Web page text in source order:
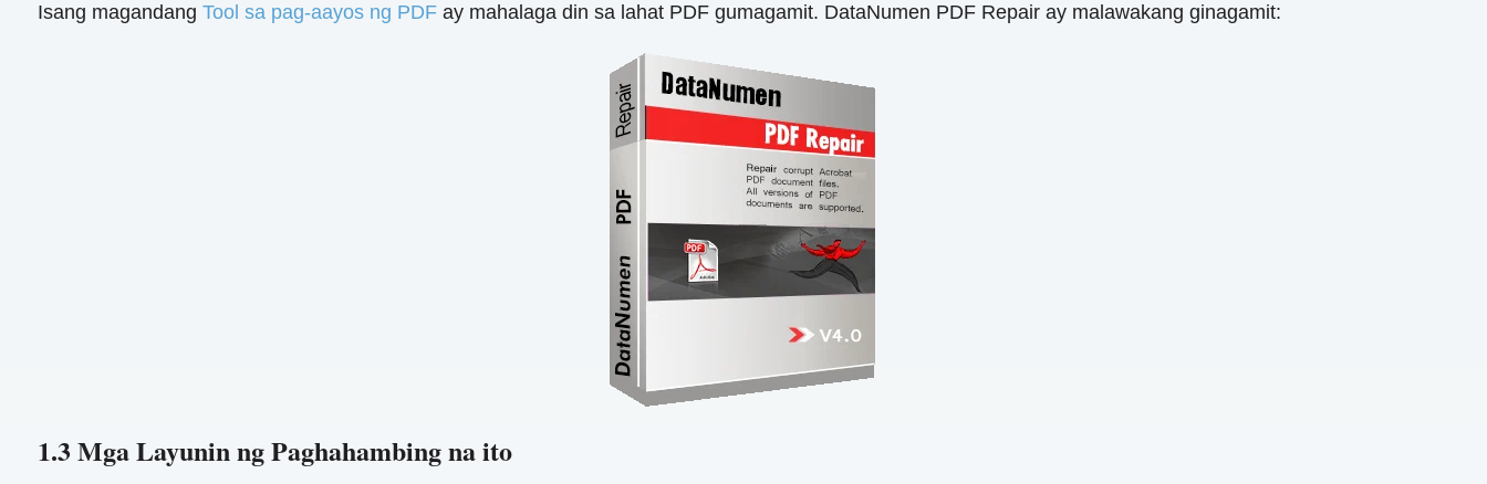
Isang magandang Tool sa pag-aayos ng PDFay mahalaga din sa lahat PDF gumagamit. DataNumen PDF Repair ay malawakang ginagamit:
1.3 Mga Layunin ng Paghahambing na ito